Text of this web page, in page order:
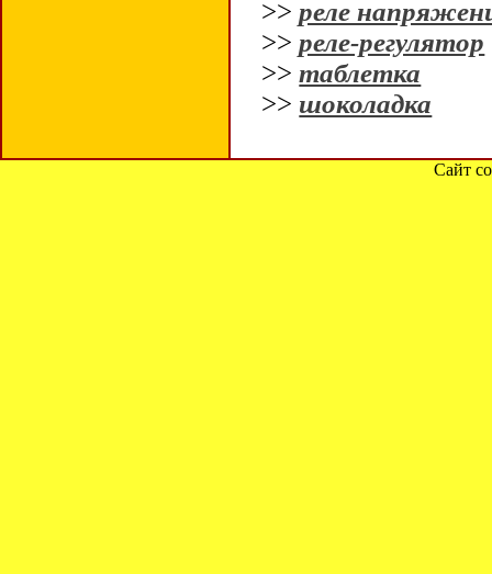
>>реле
>>реле-регулятор
>>таблетка
>> шоколадка
Сайт